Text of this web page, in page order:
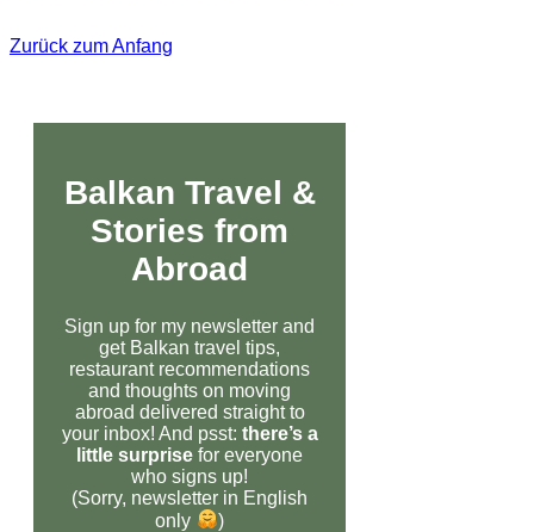
Zurück zum Anfang
Balkan Travel &
Stories from
Abroad
Sign up for my newsletter and
get Balkan travel tips,
restaurant recommendations
and thoughts on moving
abroad delivered straight to
your inbox! And psst: there’s a
little surprise for everyone
who signs up!
(Sorry, newsletter in English
only
)